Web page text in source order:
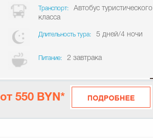
Транспорт:
Автобус туристического
класса
Длительность тура: 5 дней/4 ночи
Питание: 2 завтрака
от 550 BYN*